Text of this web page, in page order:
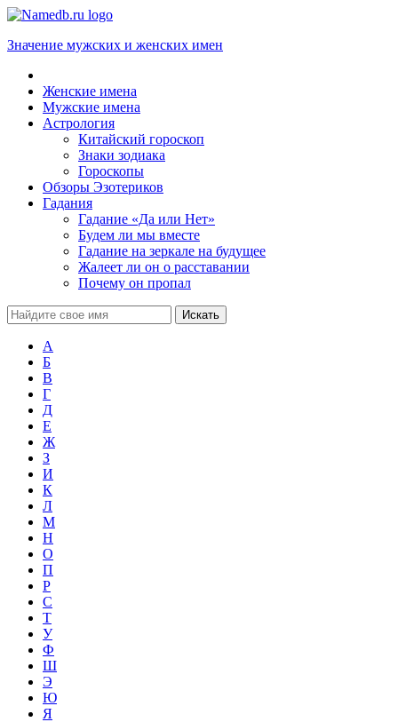
Значение мужских и женских имен
Женские имена
Мужские имена
Астрология
Китайский гороскоп
Знаки зодиака
Гороскопы
Обзоры Эзотериков
Гадания
Гадание «Да или Нет»
Будем ли мы вместе
Гадание на зеркале на будущее
Жалеет ли он о расставании
Почему он пропал
А
Б
В
Г
Д
Е
Ж
З
И
К
Л
М
Н
О
П
Р
С
Т
У
Ф
Ш
Э
Ю
Я